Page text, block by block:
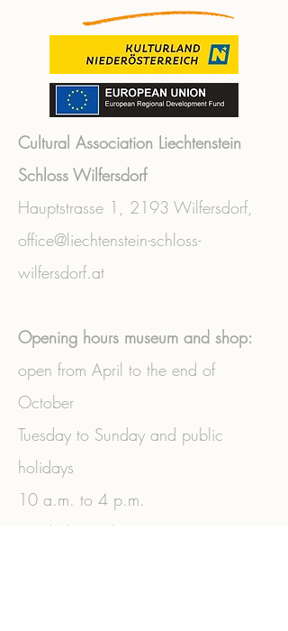
Cultural Association Liechtenstein
Schloss Wilfersdorf
Hauptstrasse 1, 2193 Wilfersdorf,
office@liechtenstein-schloss-
wilfersdorf.at
Opening hours museum and shop:
open from April to the end of
October
Tuesday to Sunday and public
holidays
10 a.m. to 4 p.m.
Guided tours by appointment.